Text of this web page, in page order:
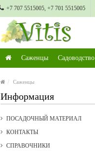
+7 707 5515005, +7 701 5515005
Саженцы Садоводство
Саженцы
Информация
ПОСАДОЧНЫЙ МАТЕРИАЛ
КОНТАКТЫ
СПРАВОЧНИКИ